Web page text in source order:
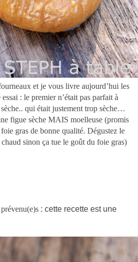
et je vous livre aujourd’hui les
: le premier n’était pas parfait à
qui était justement trop sèche…
figue sèche MAIS moelleuse (promis
gras de bonne qualité. Dégustez le
sinon ça tue le goût du foie gras)
: cette recette est une